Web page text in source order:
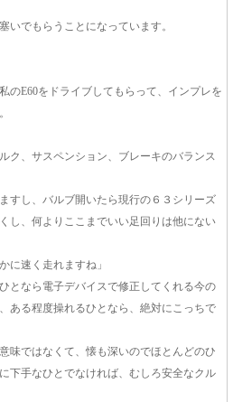
いでもらうことになっています。
のE60をドライブしてもらって、インプレを
ク、サスペンション、ブレーキのバランス
すし、バルブ開いたら現行の６３シリーズ
し、何よりここまでいい足回りは他にない
に速く走れますね」
となら電子デバイスで修正してくれる今の
ある程度操れるひとなら、絶対にこっちで
味ではなくて、懐も深いのでほとんどのひ
下手なひとでなければ、むしろ安全なクル